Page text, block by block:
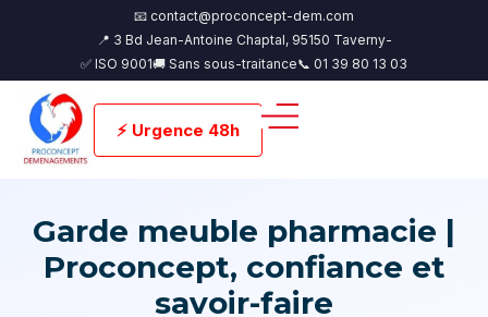
📧 contact@proconcept-dem.com
📍 3 Bd Jean-Antoine Chaptal, 95150 Taverny-
✅ ISO 9001🚚 Sans sous-traitance📞 01 39 80 13 03
⚡ Urgence 48h
Garde meuble pharmacie |
Proconcept, confiance et
savoir-faire